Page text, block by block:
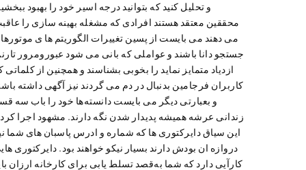
و تحلیل کنید که بتوانید درجه اسیر خود را بهبود
محققین معتقد هستند افرادی که مشغله بهینه سازی را
می دهند می بایست از پسین تغییرات الگوریتم ها ی
جستجو دانا باشند و عواملی که بانی می شود عبورومرور
ازدیاد متمایز نماید را بخوبی بشناسند و همچنین از کلماتی
کاربران فرجامین بدنبال در دم می گردند نیز آگهی داشته
و بعبارتی دیگر می بایست دانسته‌ها خود را باب سه
زندانی عرشه همیشه پدیدار شدن نگه دارند. مشهود اجرا
این سیاق دایرکتوری ها که شماره و ادرس پاسبان های شما
دروازه ان بودش دارند بسیار نیکو خواهند بود. دایرکتوری
کارآیی دارد که شما به‌قصد تسلط یابی برای کارخانه ارزان